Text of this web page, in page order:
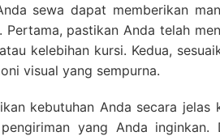
sewa dapat memberikan
Pertama, pastikan Anda telah
kelebihan kursi. Kedua,
visual yang sempurna.
kebutuhan Anda secara
yang Anda inginkan.